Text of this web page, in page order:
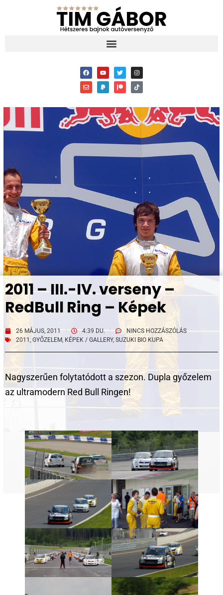
2011 – III.-IV. verseny –
RedBull Ring – Képek
26 MÁJUS, 2011 4:39 DU.
NINCS HOZZÁSZÓLÁS
2011 , GYŐZELEM, KÉPEK / GALLERY, SUZUKI BIO KUPA
Nagyszerűen folytatódott a szezon. Dupla győzelem
az ultramodern Red Bull Ringen!